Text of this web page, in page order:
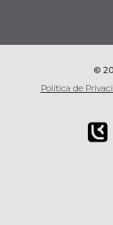
©
Política de